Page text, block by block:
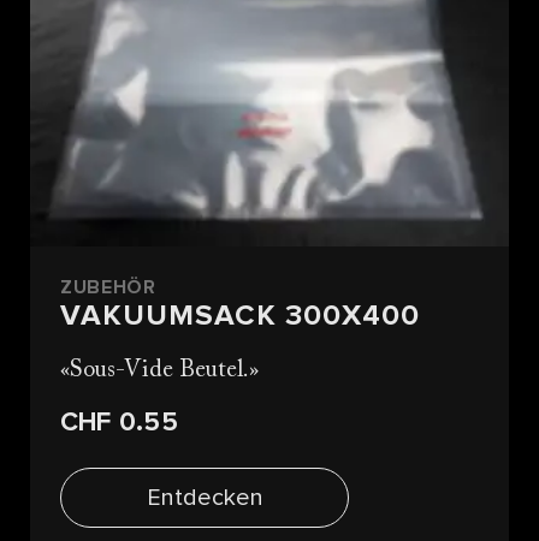
ZUBEHÖR
VAKUUMSACK 300X400
Sous-Vide Beutel.
CHF 0.55
Entdecken